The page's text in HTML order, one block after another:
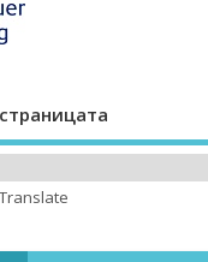
Translate